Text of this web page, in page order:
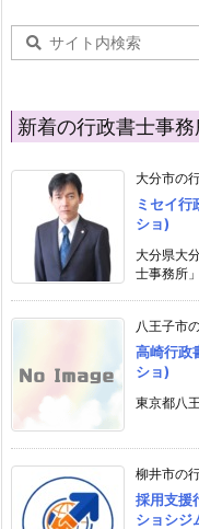
新着の行政書士事務
大分市の
ミセイ行
ショ)
大分県大
士事務所
八王子市
高崎行政
ショ)
東京都八
柳井市の
採用支援
ショシジ